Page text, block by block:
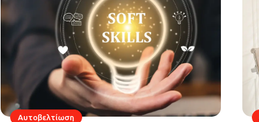
Αυτοβελτίωση